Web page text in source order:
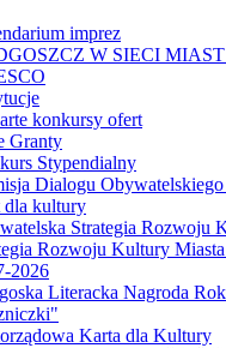
imprez
W SIECI
konkursy ofert
Granty
Stypendialny
Dialogu
dla kultury
Strategia Rozwoju
Rozwoju Kultury
2026
Literacka Nagroda
Karta dla Kultury